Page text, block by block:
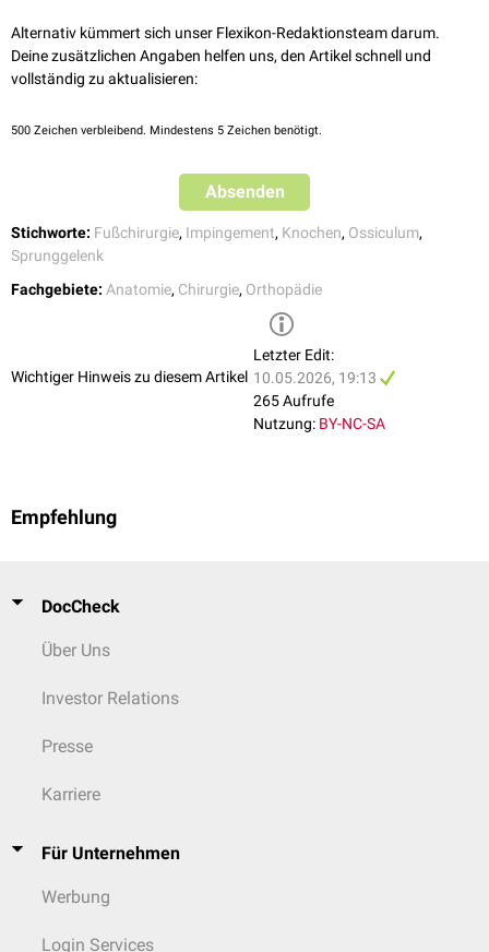
Röntgenbild bei Os talotibiale (Pfeilmarkierung)
Operative Therapie
EineoperativeEntfernung ist nur indiziert, wenn konservative
Maßnahmen nicht zur Beschwerdefreiheit führen. Methode der Wahl ist
Gewebetraumatisierung erlaubt.
Alternativ kümmert sich unser Flexikon-Redaktionsteam darum.
Deine zusätzlichen Angaben helfen uns, den Artikel schnell und
vollständig zu aktualisieren:
500 Zeichen verbleibend. Mindestens 5 Zeichen benötigt.
Absenden
Stichworte: Fußchirurgie, Impingement, Knochen, Ossiculum,
Sprunggelenk
Fachgebiete: Anatomie, Chirurgie, Orthopädie
Wichtiger Hinweis zu diesem Artikel
Letzter Edit:
10.05.2026, 19:13
265 Aufrufe
Nutzung: BY-NC-SA
Empfehlung
DocCheck
Über Uns
Investor Relations
Presse
Karriere
Für Unternehmen
Werbung
Login Services